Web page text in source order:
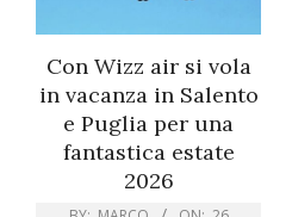
Con Wizz air si vola
in vacanza in Salento
e Puglia per una
fantastica estate
2026